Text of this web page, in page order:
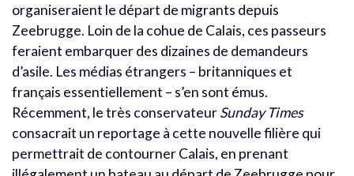
organiseraient le départ de migrants depuis
Zeebrugge. Loin de la cohue de Calais, ces passeurs
feraient embarquer des dizaines de demandeurs
d’asile. Les médias étrangers – britanniques et
français essentiellement – s’en sont émus.
Récemment, le très conservateurSunday Times
consacrait un reportage à cette nouvelle filière qui
permettrait de contourner Calais, en prenant